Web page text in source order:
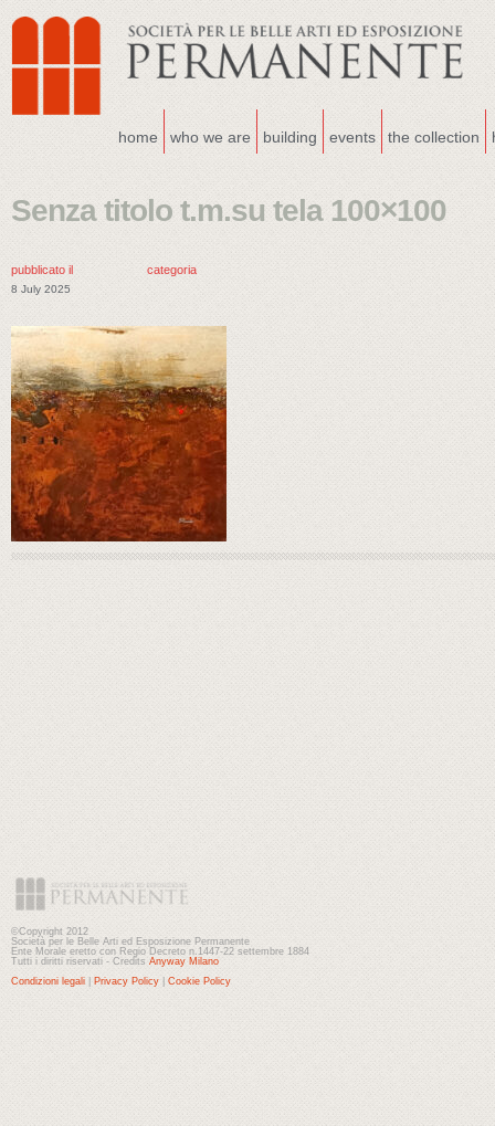
home who we are building events the collection
Senza titolo t.m.su tela 100×100
pubblicato il
8 July 2025
categoria
©Copyright 2012
Società per le Belle Arti ed Esposizione Permanente
Ente Morale eretto con Regio Decreto n.1447-22 settembre 1884
Tutti i diritti riservati - Credits Anyway Milano
Condizioni legali
Privacy Policy Cookie Policy